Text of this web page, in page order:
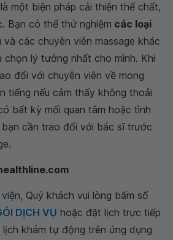
một biện pháp cải thiện thể chất,
Bạn có thể thử nghiệm các loại
và các chuyên viên massage khác
lý tưởng nhất cho mình. Khi
đổi với chuyên viên về mong
tiếng nếu cảm thấy không thoải
bất kỳ mối quan tâm hoặc tình
cần trao đổi với bác sĩ trước
Quý khách vui lòng bấm số
DỊCH VỤ hoặc đặt lịch trực tiếp
khám tự động trên ứng dụng